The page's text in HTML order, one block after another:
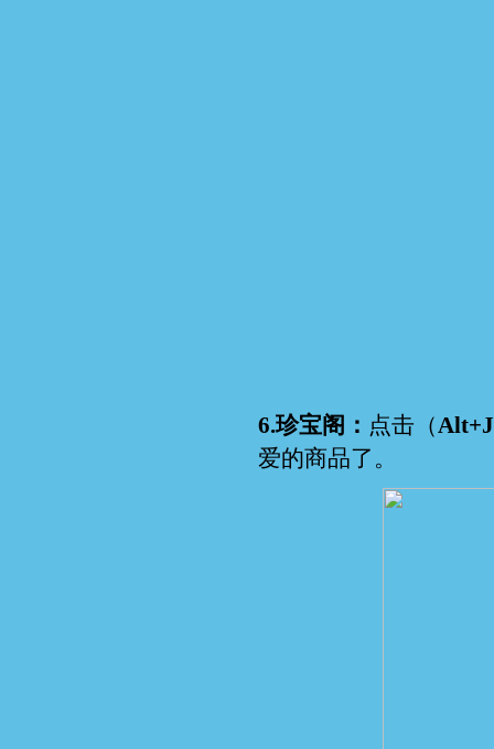
6.珍宝阁： 点击（
爱的商品了。